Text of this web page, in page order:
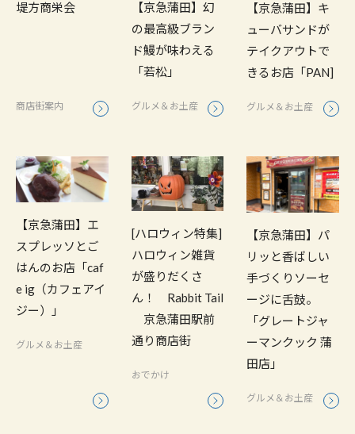
堤方商栄会
商店街案内
【京急蒲田】幻
の最高級ブラン
ド鰻が味わえる
「若松」
グルメ＆お土産
【京急蒲田】キ
ューバサンドが
テイクアウトで
きるお店「PAN]
グルメ＆お土産
【京急蒲田】エ
スプレッソとご
はんのお店「caf
e ig（カフェアイ
ジー）」
グルメ＆お土産
[ハロウィン特集]
ハロウィン雑貨
が盛りだくさ
ん！ Rabbit Tail
京急蒲田駅前
通り商店街
おでかけ
【京急蒲田】パ
リッと香ばしい
手づくりソーセ
ージに舌鼓。
「グレートジャ
ーマンクック 蒲
田店」
グルメ＆お土産